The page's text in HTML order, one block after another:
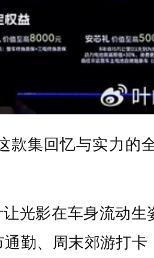
款集回忆与实力的
光影在车身流动生
勤、周末郊游打卡